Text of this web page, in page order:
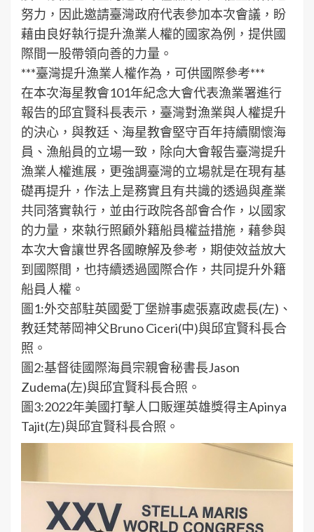
努力，因此邀請臺灣政府代表參加本次會議，盼
藉由良好執行提升漁業人權的國家為例，提供國
際間一股帶領向善的力量。
***臺灣提升漁業人權作為，可供國際參考***
在本次海星教會101年紀念大會代表漁業署進行
報告的邱宜賢科長表示，臺灣對漁業與人權提升
的決心，與教廷、海星教會堅守百年持續關懷海
員、漁船員的立場一致，除向大會報告臺灣提升
漁業人權進展，更強調臺灣的立場就是在現有基
礎再提升，作法上是務實且有共識的透過與產業
共同落實執行，並由行政院各部會合作，以國家
的力量，來執行照顧外籍船員權益措施，藉參與
本次大會讓世界各國瞭解及參考，期使效益放大
到國際間，也持續透過國際合作，共同提升外籍
船員人權。
圖1:外交部駐英國愛丁堡辦事處張嘉政處長(左)、
教廷梵蒂岡神父Bruno Ciceri(中)與邱宜賢科長合
照。
圖2:基督徒國際海員宗親會秘書長Jason
Zudema(左)與邱宜賢科長合照。
圖3:2022年美國打擊人口販運英雄獎得主Apinya
Tajit(左)與邱宜賢科長合照。